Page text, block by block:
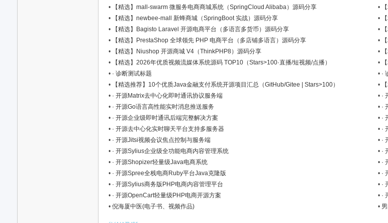
杀、优惠券
•
【精选】mall-swarm 微服务电商商城系统（SpringCloud Alibaba）源码分享 •
•
【精选】newbee-mall 新蜂商城（SpringBoot 实战）源码分享 •
•
【精选】Bagisto Laravel 开源电商平台（多语言多货币）源码分享 •
•
【精选】PrestaShop 全球领先 PHP 电商平台（多店铺多语言）源码分享 •
•
【精选】Niushop 开源商城 V4（ThinkPHP8）源码分享 •
•
【精选】2026年优质视频流媒体系统源码 TOP10（Stars>100·直播/短视频/点播） •
• · 诊断测试标题 • ·
•
【精选推荐】10个优质Java金融支付系统开源项目汇总（GitHub/Gitee | Stars>100） •
• · 开源Matrix去中心化即时通讯协议服务端 • ·
• · 开源Go语言高性能实时消息推送服务 • ·
• · 开源企业级即时通讯后端完整解决方案 • ·
• · 开源去中心化实时聊天平台支持多服务器 • ·
• · 开源Jitsi视频会议焦点控制与服务端 • ·
• · 开源Sylius企业级全功能电商内容管理系统 • ·
• · 开源Shopizer轻量级Java电商系统 • ·
• · 开源Spree全栈电商Ruby平台Java克隆版 • ·
• · 开源Sylius商务版PHP电商内容管理平台 • ·
• · 开源OpenCart轻量级PHP电商开源方案 • ·
• 倪海厦中医(电子书、视频作品) •